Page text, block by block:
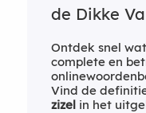
de Dikke
Ontdek snel wat
complete en
Vind de
zizelin het